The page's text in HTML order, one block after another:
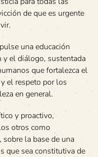
de que es urgente
una educación
y el diálogo, sustentada
que fortalezca el
el respeto por los
en general.
y proactivo,
otros como
la base de una
que sea constitutiva de